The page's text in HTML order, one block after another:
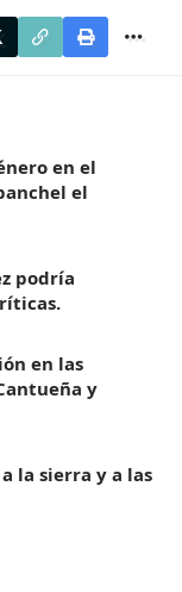
en el
el
podría
en las
y
la sierra y a las